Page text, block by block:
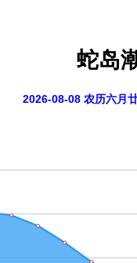
蛇岛
2026-08-08 农历六月